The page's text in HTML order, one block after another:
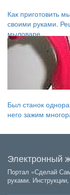
Как приготовить
своими руками.
мыловаре...
Был станок
него зажим
Электронный
Портал «Сделай
руками.